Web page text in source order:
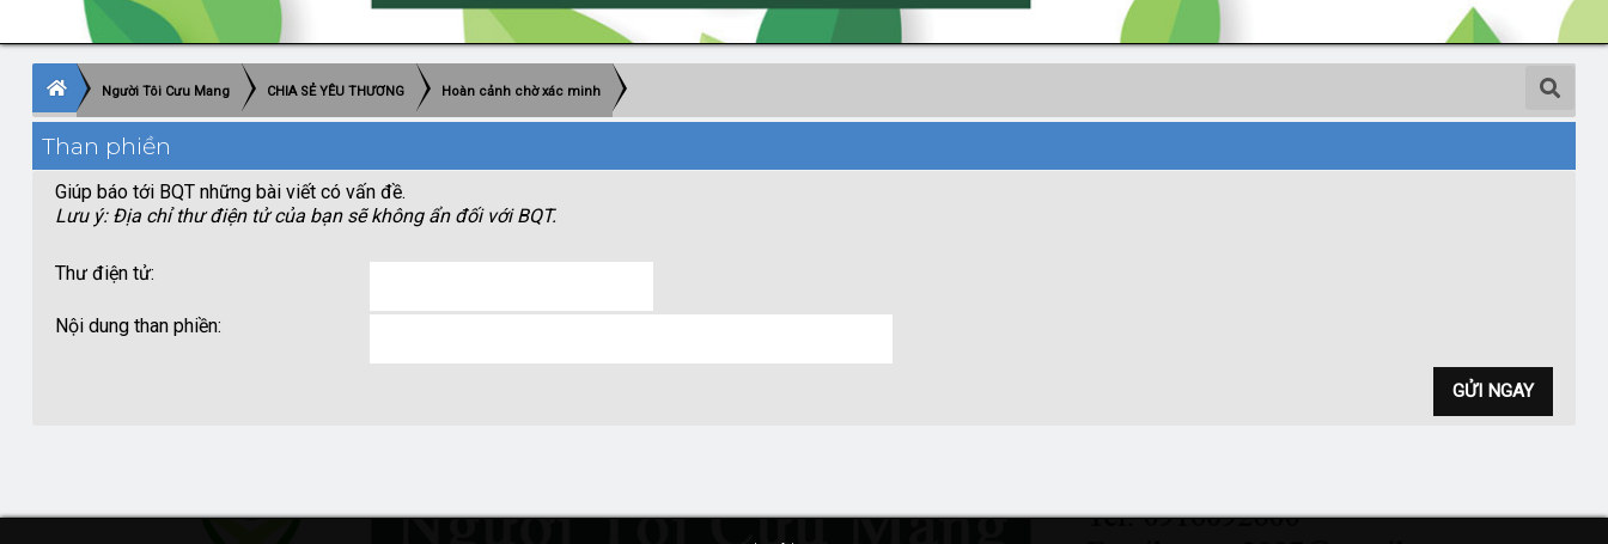
Người Tôi Cưu Mang CHIA SẺ YÊU THƯƠNG Hoàn cảnh chờ xác minh
Than phiền
Giúp báo tới BQT những bài viết có vấn đề.
Lưu ý: Địa chỉ thư điện tử của bạn sẽ không ẩn đối với BQT.
Thư điện tử:
Nội dung than phiền: